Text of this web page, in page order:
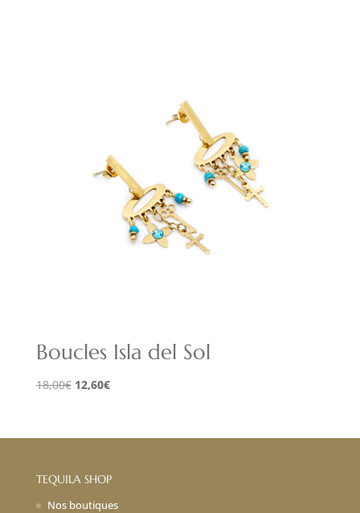
Boucles Isla del Sol
18,00€ Le
était :
12,60€Le
est :
TEQUILA SHOP
Nos boutiques